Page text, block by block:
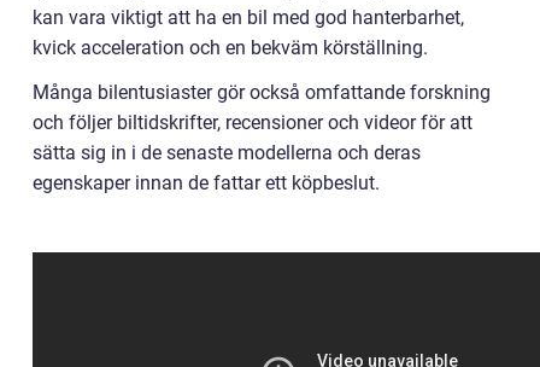
kan vara viktigt att ha en bil med god hanterbarhet,
kvick acceleration och en bekväm körställning.
Många bilentusiaster gör också omfattande forskning
och följer biltidskrifter, recensioner och videor för att
sätta sig in i de senaste modellerna och deras
egenskaper innan de fattar ett köpbeslut.